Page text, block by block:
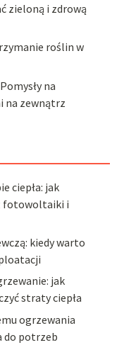
zieloną i zdrową
roślin w
na
na zewnątrz
ciepła: jak
fotowoltaiki i
kiedy warto
jak
straty ciepła
ogrzewania
do potrzeb